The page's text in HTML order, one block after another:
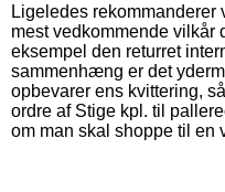
Ligeledes
mest vedkommende vilkår
eksempel den returret
sammenhæng er det
opbevarer ens kvittering,
ordre af Stige kpl. til
om man skal shoppe til en